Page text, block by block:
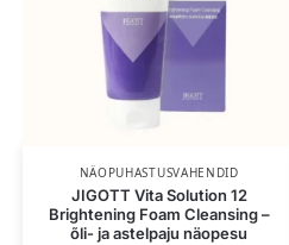
NÄOPUHASTUSVAHENDID
JIGOTT Vita Solution 12
Brightening Foam Cleansing –
õli- ja astelpaju näopesu